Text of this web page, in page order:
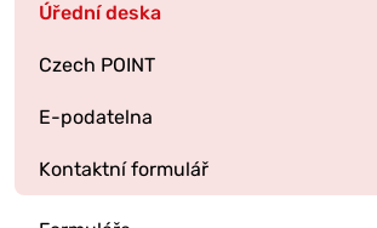
Úřední deska
Czech POINT
E-podatelna
Kontaktní formulář